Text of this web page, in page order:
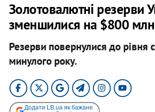
Золотовалютні резерви
зменшилися на $800 млн
Резерви повернулися до рівня
минулого року.
Додати LB.ua як бажане